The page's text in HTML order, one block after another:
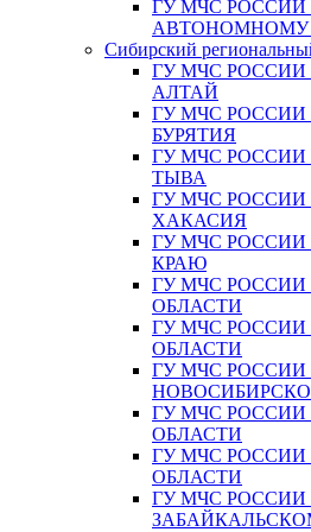
ГУ МЧС
АВТОНОМНОМУ
Сибирский
ГУ МЧС РОССИИ
АЛТАЙ
ГУ МЧС РОССИИ
БУРЯТИЯ
ГУ МЧС РОССИИ
ТЫВА
ГУ МЧС РОССИИ
ХАКАСИЯ
ГУ МЧС
КРАЮ
ГУ МЧС
ОБЛАСТИ
ГУ МЧС
ОБЛАСТИ
ГУ МЧС РОССИИ
ГУ МЧС
ОБЛАСТИ
ГУ МЧС
ОБЛАСТИ
ГУ МЧС РОССИИ